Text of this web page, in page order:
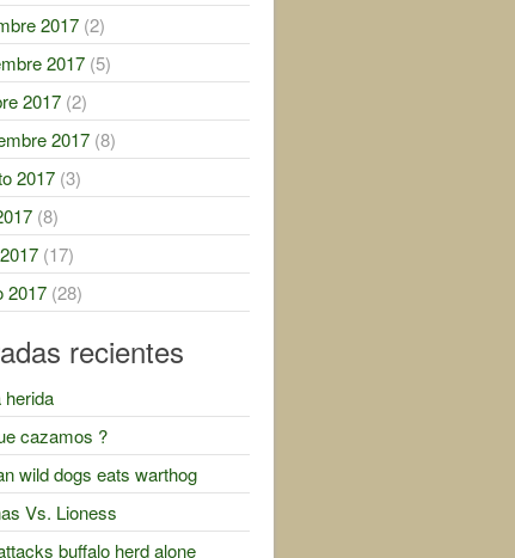
2017(2)
2017(5)
2017(2)
2017(8)
2017(3)
(8)
(17)
2017(28)
recientes
cazamos ?
wild dogs eats warthog
Vs. Lioness
buffalo herd alone